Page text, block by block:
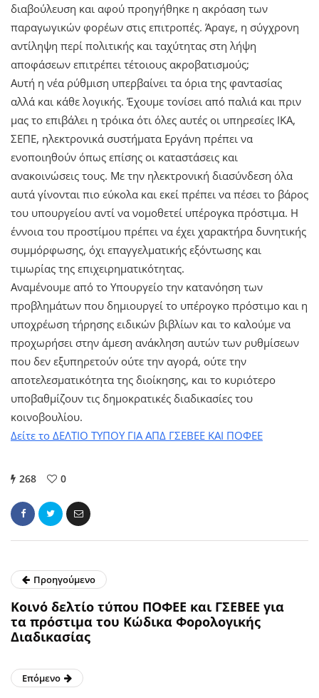
διαβούλευση και αφού προηγήθηκε η ακρόαση των
παραγωγικών φορέων στις επιτροπές. Άραγε, η σύγχρονη
αντίληψη περί πολιτικής και ταχύτητας στη λήψη
αποφάσεων επιτρέπει τέτοιους ακροβατισμούς;
Αυτή η νέα ρύθμιση υπερβαίνει τα όρια της φαντασίας
αλλά και κάθε λογικής. Έχουμε τονίσει από παλιά και πριν
μας το επιβάλει η τρόικα ότι όλες αυτές οι υπηρεσίες ΙΚΑ,
ΣΕΠΕ, ηλεκτρονικά συστήματα Εργάνη πρέπει να
ενοποιηθούν όπως επίσης οι καταστάσεις και
ανακοινώσεις τους. Με την ηλεκτρονική διασύνδεση όλα
αυτά γίνονται πιο εύκολα και εκεί πρέπει να πέσει το βάρος
του υπουργείου αντί να νομοθετεί υπέρογκα πρόστιμα. Η
έννοια του προστίμου πρέπει να έχει χαρακτήρα δυνητικής
συμμόρφωσης, όχι επαγγελματικής εξόντωσης και
τιμωρίας της επιχειρηματικότητας.
Αναμένουμε από το Υπουργείο την κατανόηση των
προβλημάτων που δημιουργεί το υπέρογκο πρόστιμο και η
υποχρέωση τήρησης ειδικών βιβλίων και το καλούμε να
προχωρήσει στην άμεση ανάκληση αυτών των ρυθμίσεων
που δεν εξυπηρετούν ούτε την αγορά, ούτε την
αποτελεσματικότητα της διοίκησης, και το κυριότερο
υποβαθμίζουν τις δημοκρατικές διαδικασίες του
κοινοβουλίου.
Δείτε το ΔΕΛΤΙΟ ΤΥΠΟΥ ΓΙΑ ΑΠΔ ΓΣΕΒΕΕ ΚΑΙ ΠΟΦΕΕ
268 0
Προηγούμενο
Κοινό δελτίο τύπου ΠΟΦΕΕ και ΓΣΕΒΕΕ για
τα πρόστιμα του Κώδικα Φορολογικής
Διαδικασίας
Επόμενο